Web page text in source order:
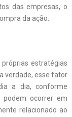
das empresas, o
da ação.
estratégias
verdade, esse fator
a dia, conforme
podem ocorrer em
relacionado ao